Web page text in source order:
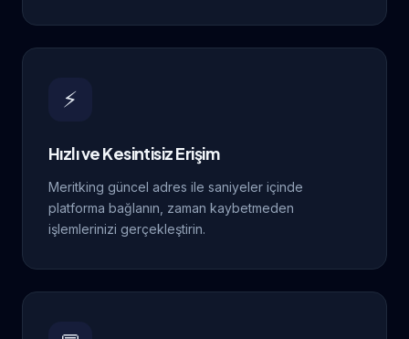
⚡
Hızlı ve Kesintisiz Erişim
Meritking güncel adres ile saniyeler içinde
platforma bağlanın, zaman kaybetmeden
işlemlerinizi gerçekleştirin.